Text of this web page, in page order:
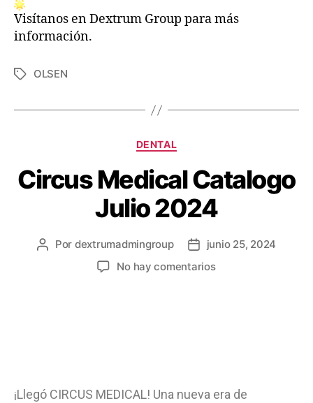
Visítanos en Dextrum Group para más
información.
OLSEN
DENTAL
Circus Medical Catalogo
Julio 2024
Por dextrumadmingroup
junio 25, 2024
No hay comentarios
¡Llegó CIRCUS MEDICAL! Una nueva era de